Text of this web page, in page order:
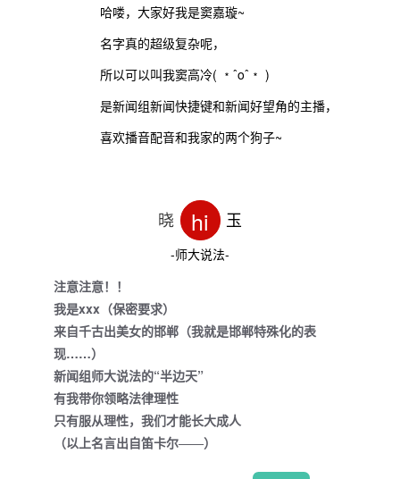
哈喽，大家好我是窦嘉璇~
名字真的超级复杂呢，
所以可以叫我窦高冷( ﹡ˆoˆ﹡ )
是新闻组新闻快捷键和新闻好望角的主播，
喜欢播音配音和我家的两个狗子~
晓 hi 玉
-师大说法-
注意注意！！
我是xxx（保密要求）
来自千古出美女的邯郸（我就是邯郸特殊化的表
现……）
新闻组师大说法的“半边天”
有我带你领略法律理性
只有服从理性，我们才能长大成人
（以上名言出自笛卡尔――）